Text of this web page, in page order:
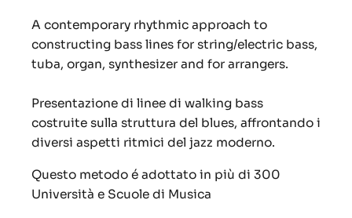
A contemporary rhythmic approach to
constructing bass lines for string/electric bass,
tuba, organ, synthesizer and for arrangers.
Presentazione di linee di walking bass
costruite sulla struttura del blues, affrontando i
diversi aspetti ritmici del jazz moderno.
Questo metodo é adottato in più di 300
Università e Scuole di Musica